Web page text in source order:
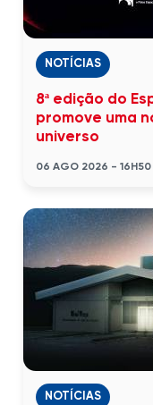
NOTÍCIAS
8ª edição do
promove uma
universo
06 AGO 2026 - 16H50
NOTÍCIAS